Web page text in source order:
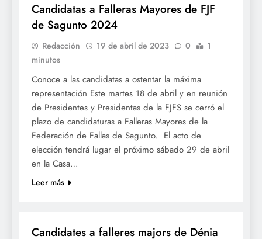
Candidatas a Falleras Mayores de FJF
de Sagunto 2024
Redacción 19 de abril de 2023 0
1
minutos
Conoce a las candidatas a ostentar la máxima
representación Este martes 18 de abril y en reunión
de Presidentes y Presidentas de la FJFS se cerró el
plazo de candidaturas a Falleras Mayores de la
Federación de Fallas de Sagunto. El acto de
elección tendrá lugar el próximo sábado 29 de abril
en la Casa…
Leer más
Candidates a falleres majors de Dénia